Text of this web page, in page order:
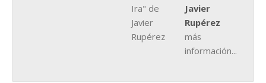
Javier
Rupérez
más
información...